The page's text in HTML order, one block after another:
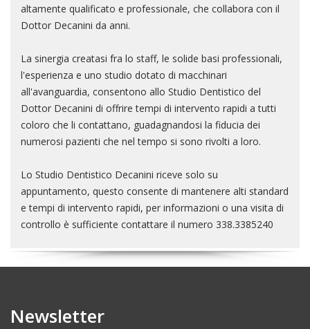
altamente qualificato e professionale, che collabora con il
Dottor Decanini da anni.
La sinergia creatasi fra lo staff, le solide basi professionali,
l'esperienza e uno studio dotato di macchinari
all'avanguardia, consentono allo Studio Dentistico del
Dottor Decanini di offrire tempi di intervento rapidi a tutti
coloro che li contattano, guadagnandosi la fiducia dei
numerosi pazienti che nel tempo si sono rivolti a loro.
Lo Studio Dentistico Decanini riceve solo su
appuntamento, questo consente di mantenere alti standard
e tempi di intervento rapidi, per informazioni o una visita di
controllo è sufficiente contattare il numero 338.3385240
Newsletter